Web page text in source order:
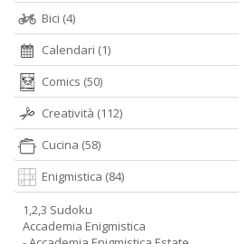
Bici (4)
Calendari (1)
Comics (50)
Creatività (112)
Cucina (58)
Enigmistica (84)
1,2,3 Sudoku
Accademia Enigmistica